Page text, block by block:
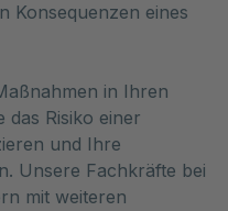
Konsequenzen eines
in Ihren
das Risiko einer
und Ihre
Unsere Fachkräfte bei
mit weiteren